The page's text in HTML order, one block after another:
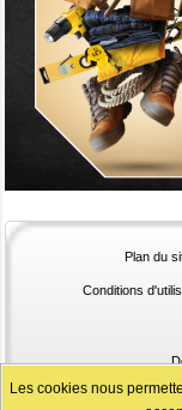
Plan du
Conditions
Designed by
Les cookies nous